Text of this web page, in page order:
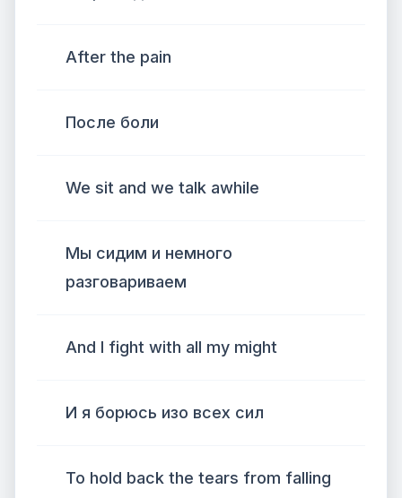
After the pain
После боли
We sit and we talk awhile
Мы сидим и немного
разговариваем
And I fight with all my might
И я борюсь изо всех сил
To hold back the tears from falling